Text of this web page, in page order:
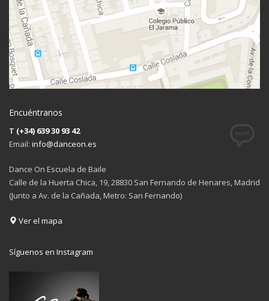
Encuéntranos
T (+34) 639 30 93 42
Email: info@danceon.es
Dance On Escuela de Baile
Calle de la Huerta Chica, 19, 28830 San Fernando de Henares, Madrid
(Junto a Av. de la Cañada, Metro: San Fernando)
Ver el mapa
Síguenos en Instagram